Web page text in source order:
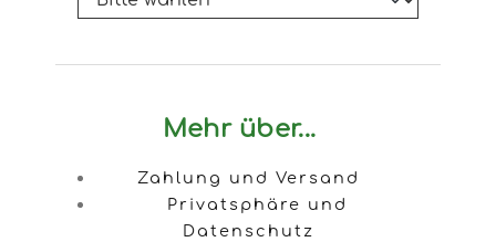
Mehr über...
Zahlung und Versand
Privatsphäre und
Datenschutz